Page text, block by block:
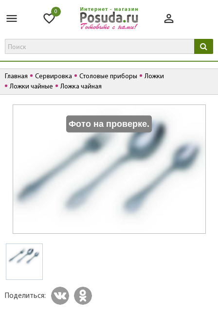
0
Главная Сервировка Столовые приборы
Ложки
Ложки чайные
Ложка чайная
Фото на проверке.
Поделиться: